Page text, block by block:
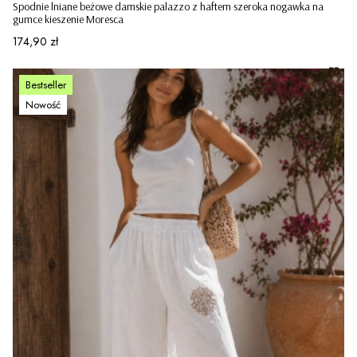
Spodnie lniane beżowe damskie palazzo z haftem szeroka nogawka na
gumce kieszenie Moresca
Cena
174,90 zł
Bestseller
Nowość